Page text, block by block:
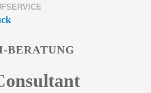
BERATUNG